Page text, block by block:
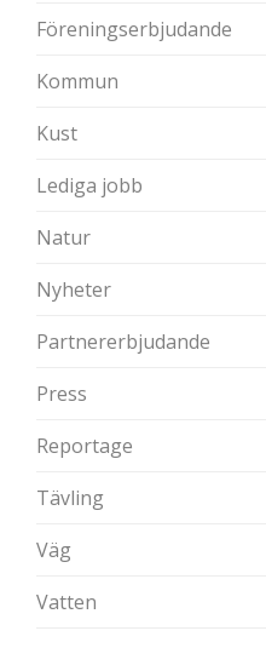
Föreningserbjudande
Kommun
Kust
Lediga jobb
Natur
Nyheter
Partnererbjudande
Press
Reportage
Tävling
Väg
Vatten